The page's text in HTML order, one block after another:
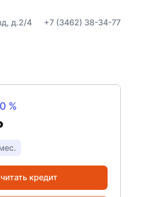
д.2/4 +7 (3462) 38-34-77
%
кредит